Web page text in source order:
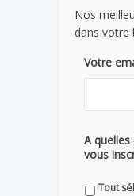
Nos
dans votre
Votre
A
vous
Tout